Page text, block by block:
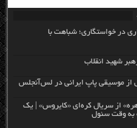
در خواستگاری؛ شباهت با
از موسیقی پاپ ایرانی در لس‌آنجلس
از سریال کره‌ای «کایروس» | یک
به وقت سئول